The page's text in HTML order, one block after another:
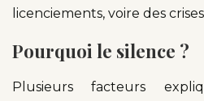
licenciements, voire des
Pourquoi le silence ?
Plusieurs facteurs